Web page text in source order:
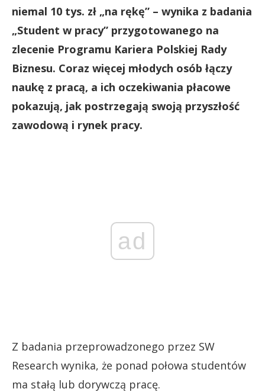
niemal 10 tys. zł „na rękę” – wynika z badania
„Student w pracy” przygotowanego na
zlecenie Programu Kariera Polskiej Rady
Biznesu. Coraz więcej młodych osób łączy
naukę z pracą, a ich oczekiwania płacowe
pokazują, jak postrzegają swoją przyszłość
zawodową i rynek pracy.
ad
Z badania przeprowadzonego przez SW
Research wynika, że ponad połowa studentów
ma stałą lub dorywczą pracę.